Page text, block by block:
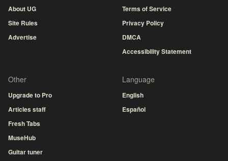
About UG
Site Rules
Advertise
Terms of Service
Privacy Policy
DMCA
Accessibility Statement
Other
Upgrade to Pro
Articles staff
Fresh Tabs
MuseHub
Guitar tuner
Language
English
Español